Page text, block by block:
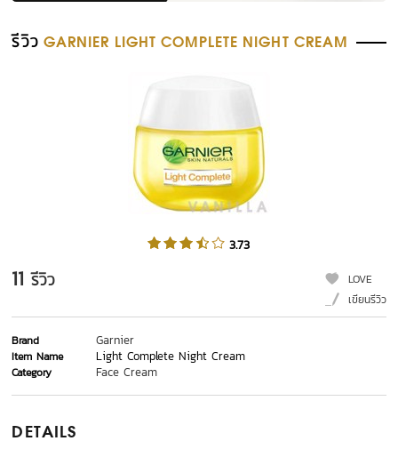
รีวิว GARNIER LIGHT COMPLETE NIGHT CREAM
3.73
11 รีวิว
LOVE
เขียนรีวิว
Brand Garnier
Item Name Light Complete Night Cream
Category Face Cream
DETAILS